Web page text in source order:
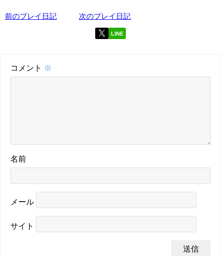
前のプレイ日記 次のプレイ日記
LINE
コメント ※
名前
メール
サイト